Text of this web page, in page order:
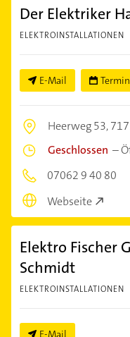
Der Elektriker
ELEKTROINSTALLATIONEN
E-Mail Termin
Heerweg 53,
Geschlossen –
07062 9 40 80
Webseite
Elektro Fischer
Schmidt
ELEKTROINSTALLATIONEN
E-Mail